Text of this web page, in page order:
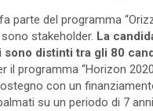
parte del programma
stakeholder. La
sono distinti tra gli 80
il programma “Horizon
con un
su un periodo di 7